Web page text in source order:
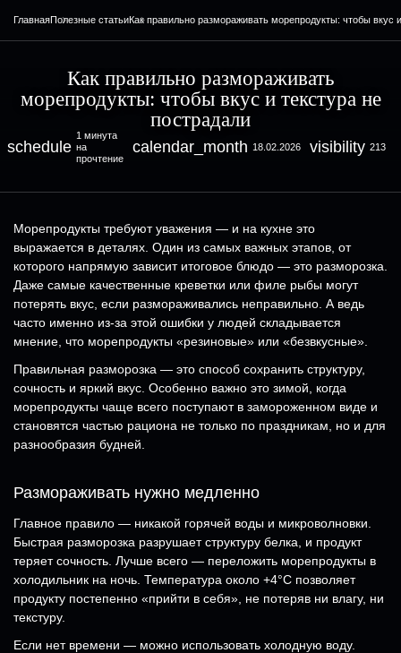
ГлавнаяПолезные статьиКак правильно размораживать морепродукты: чтобы вкус
Как правильно размораживать
морепродукты: чтобы вкус и текстура не
пострадали
schedule
1 минута
на
прочтение
calendar_month 18.02.2026 visibility 213
Морепродукты требуют уважения — и на кухне это
выражается в деталях. Один из самых важных этапов, от
которого напрямую зависит итоговое блюдо — это разморозка.
Даже самые качественные креветки или филе рыбы могут
потерять вкус, если размораживались неправильно. А ведь
часто именно из-за этой ошибки у людей складывается
мнение, что морепродукты «резиновые» или «безвкусные».
Правильная разморозка — это способ сохранить структуру,
сочность и яркий вкус. Особенно важно это зимой, когда
морепродукты чаще всего поступают в замороженном виде и
становятся частью рациона не только по праздникам, но и для
разнообразия будней.
Размораживать нужно медленно
Главное правило — никакой горячей воды и микроволновки.
Быстрая разморозка разрушает структуру белка, и продукт
теряет сочность. Лучше всего — переложить морепродукты в
холодильник на ночь. Температура около +4°C позволяет
продукту постепенно «прийти в себя», не потеряв ни влагу, ни
текстуру.
Если нет времени — можно использовать холодную воду.